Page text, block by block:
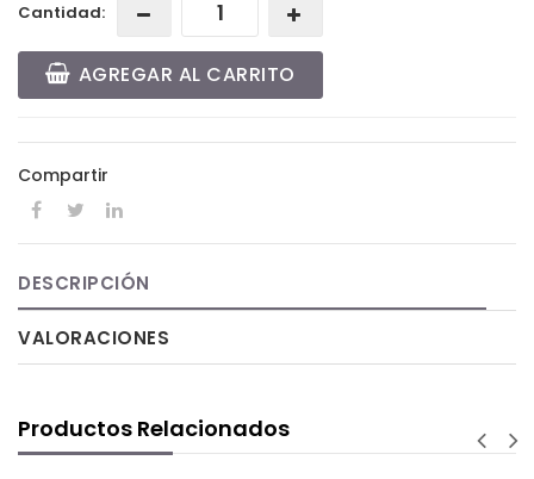
Cantidad:
AGREGAR AL CARRITO
Compartir
DESCRIPCIÓN
VALORACIONES
Productos Relacionados